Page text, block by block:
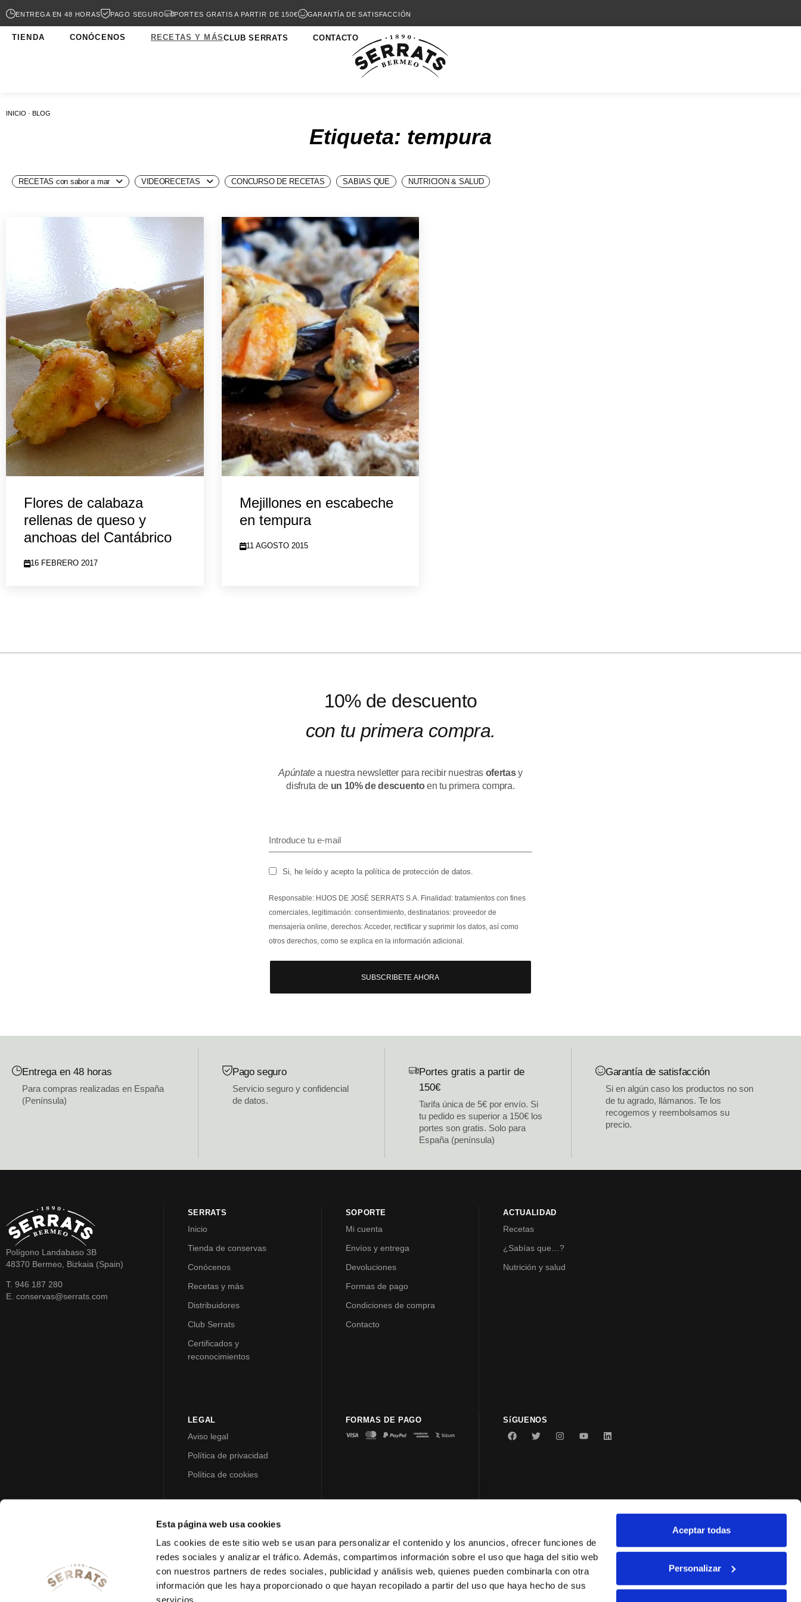
Esta página web usa cookies
Las cookies de este sitio web se usan para personalizar el contenido y los anuncios, ofrecer funciones de
redes sociales y analizar el tráfico. Además, compartimos información sobre el uso que haga del sitio web
con nuestros partners de redes sociales, publicidad y análisis web, quienes pueden combinarla con otra
información que les haya proporcionado o que hayan recopilado a partir del uso que haya hecho de sus
servicios.
Aceptar todas
Personalizar
ENTREGA EN 48 HORAS PAGO SEGURO PORTES GRATIS A PARTIR DE 150€ GARANTÍA DE SATISFACCIÓN
TIENDA CONÓCENOS RECETAS Y MÁSCLUB SERRATS CONTACTO
INICIO · BLOG
Etiqueta: tempura
RECETAS con sabor a mar VIDEORECETAS CONCURSO DE RECETAS SABIAS QUE NUTRICION & SALUD
Flores de calabaza
rellenas de queso y
anchoas del Cantábrico
16 FEBRERO 2017
Mejillones en escabeche
en tempura
11 AGOSTO 2015
10% de descuento
con tu primera compra.
Apúntatea nuestra newsletter para recibir nuestras ofertasy
disfruta de un 10% de descuentoen tu primera compra.
Si, he leído y acepto la política de protección de datos.
Responsable: HIJOS DE JOSÉ SERRATS S.A. Finalidad: tratamientos con fines
comerciales, legitimación: consentimiento, destinatarios: proveedor de
mensajería online, derechos: Acceder, rectificar y suprimir los datos, así como
otros derechos, como se explica en la información adicional.
SUBSCRIBETE AHORA
Entrega en 48 horas
Para compras realizadas en España
(Península)
Pago seguro
Servicio seguro y confidencial
de datos.
Portes gratis a partir de
150€
Tarifa única de 5€ por envío. Si
tu pedido es superior a 150€ los
portes son gratis. Solo para
España (península)
Garantía de satisfacción
Si en algún caso los productos no son
de tu agrado, llámanos. Te los
recogemos y reembolsamos su
precio.
Polígono Landabaso 3B
48370 Bermeo, Bizkaia (Spain)
T. 946 187 280
E. conservas@serrats.com
SERRATS
Inicio
Tienda de conservas
Conócenos
Recetas y más
Distribuidores
Club Serrats
Certificados y
reconocimientos
SOPORTE
Mi cuenta
Envíos y entrega
Devoluciones
Formas de pago
Condiciones de compra
Contacto
ACTUALIDAD
Recetas
¿Sabías que…?
Nutrición y salud
LEGAL
Aviso legal
Política de privacidad
Política de cookies
FORMAS DE PAGO SíGUENOS
© 2023 Conservas Serrats